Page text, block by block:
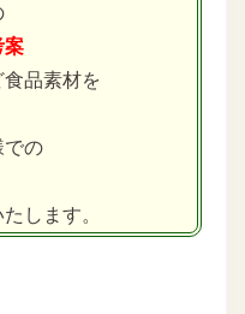
案
品素材を
の
します。